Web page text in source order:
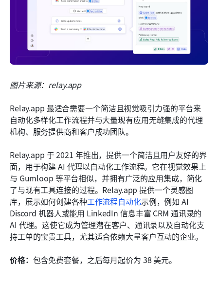
图片来源：relay.app
Relay.app 最适合需要一个简洁且视觉吸引力强的平台来
自动化多样化工作流程并与大量现有应用无缝集成的代理
机构、服务提供商和客户成功团队。
Relay.app 于 2021 年推出，提供一个简洁且用户友好的界
面，用于构建 AI 代理以自动化工作流程。它在视觉效果上
与 Gumloop 等平台相似，并拥有广泛的应用集成，简化
了与现有工具连接的过程。Relay.app 提供一个灵感图
库，展示如何创建各种工作流程自动化示例，例如 AI
Discord 机器人或能用 LinkedIn 信息丰富 CRM 通讯录的
AI 代理。这使它成为管理潜在客户、通讯录以及自动化支
持工单的宝贵工具，尤其适合依赖大量客户互动的企业。
价格： 包含免费套餐，之后每月起价为 38 美元。